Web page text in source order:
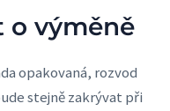
o výměně
opakovaná, rozvod
stejně zakrývat při